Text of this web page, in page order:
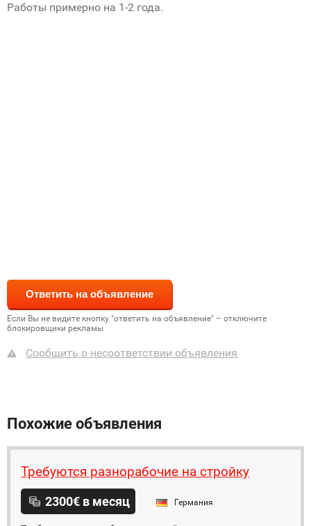
Работы примерно на 1-2 года.
Если Вы не видите кнопку "ответить на объявление" – отключите
блокировщики рекламы
Сообщить о несоответствии объявления
Похожие объявления
Требуются разнорабочие на стройку
2300€ в месяц Германия